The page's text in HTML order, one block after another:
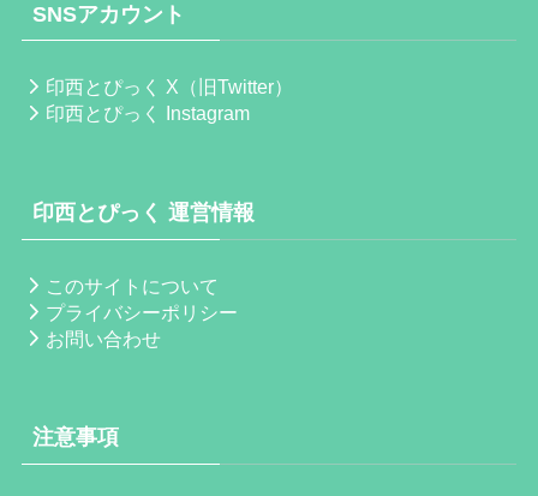
SNSアカウント
印西とぴっく X（旧Twitter）
印西とぴっく Instagram
印西とぴっく 運営情報
このサイトについて
プライバシーポリシー
お問い合わせ
注意事項